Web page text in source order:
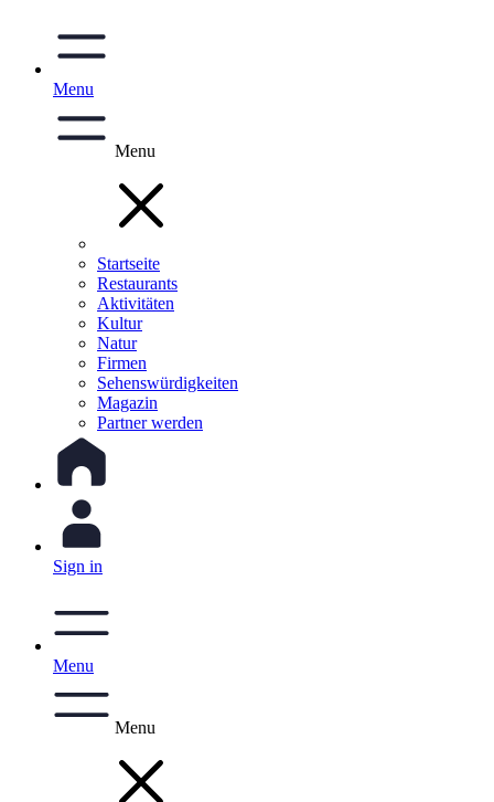
Menu
Menu
Startseite
Restaurants
Aktivitäten
Kultur
Natur
Firmen
Sehenswürdigkeiten
Magazin
Partner werden
Sign in
Menu
Menu